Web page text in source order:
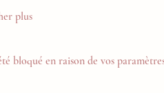
plus
bloqué en raison de vos